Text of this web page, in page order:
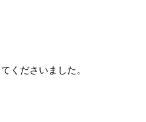
くださいました。